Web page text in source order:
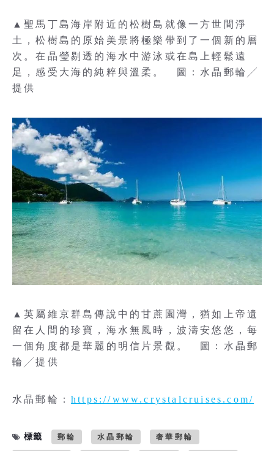
▲聖馬丁島海岸附近的松樹島就像一方世間淨
土，松樹島的原始美景將極樂帶到了一個新的層
次。在晶瑩剔透的海水中游泳或在島上輕鬆遠
足，感受大海的純粹與溫柔。 圖：水晶郵輪╱
提供
▲英屬維京群島傳說中的甘蔗園灣，猶如上帝遺
留在人間的珍寶，海水無風時，波濤安悠悠，每
一個角度都是華麗的明信片景觀。 圖：水晶郵
輪╱提供
水晶郵輪： https://www.crystalcruises.com/
標籤 郵輪 水晶郵輪 奢華郵輪